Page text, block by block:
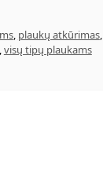
, plaukų atkūrimas,
visų tipų plaukams